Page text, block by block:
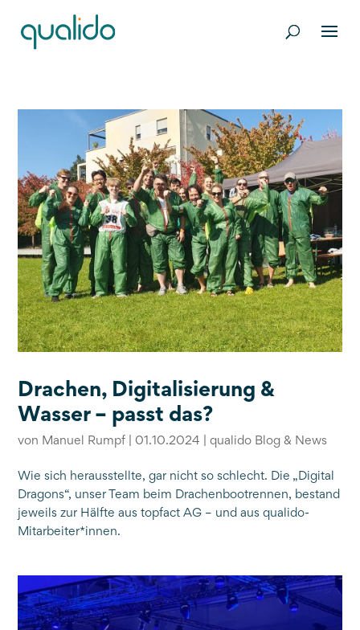
Drachen, Digitalisierung &
Wasser – passt das?
von Manuel Rumpf |01.10.2024 |qualido Blog & News
Wie sich herausstellte, gar nicht so schlecht. Die „Digital
Dragons“, unser Team beim Drachenbootrennen, bestand
jeweils zur Hälfte aus topfact AG – und aus qualido-
Mitarbeiter*innen.